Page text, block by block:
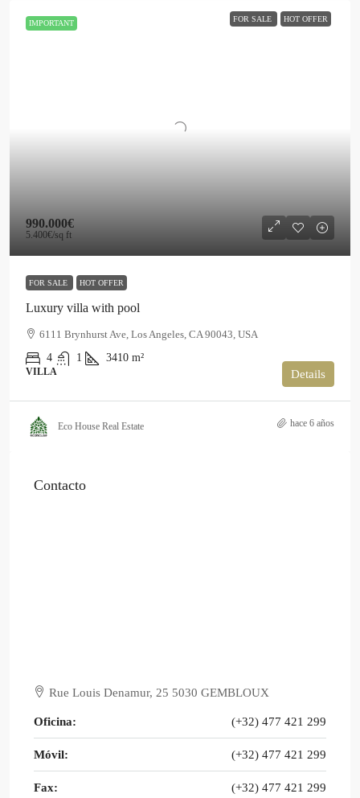
IMPORTANT FOR SALE HOT OFFER
990.000€
5.400€/sq ft
FOR SALE HOT OFFER
Luxury villa with pool
6111 Brynhurst Ave, Los Angeles, CA 90043, USA
4
1 3410 m²
VILLA Details
Eco House Real Estate hace 6 años
Contacto
Rue Louis Denamur, 25 5030 GEMBLOUX
Oficina: (+32) 477 421 299
Móvil: (+32) 477 421 299
Fax: (+32) 477 421 299